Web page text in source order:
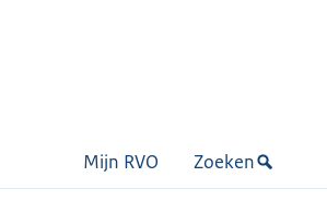
Mijn RVO Zoeken